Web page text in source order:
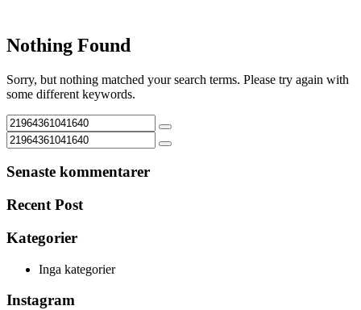
Nothing Found
Sorry, but nothing matched your search terms. Please try again with
some different keywords.
Senaste kommentarer
Recent Post
Kategorier
Inga kategorier
Instagram